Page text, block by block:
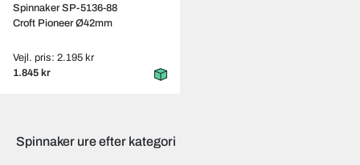
Spinnaker SP-5136-88
Croft Pioneer Ø42mm
Vejl. pris: 2.195 kr
1.845 kr
Spinnaker ure efter kategori